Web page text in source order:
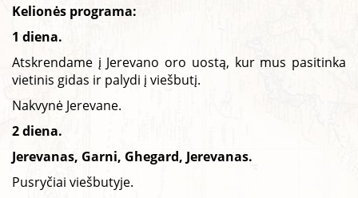
Kelionės programa:
1 diena.
Atskrendame į Jerevano oro uostą, kur mus pasitinka
vietinis gidas ir palydi į viešbutį.
Nakvynė Jerevane.
2 diena.
Jerevanas, Garni, Ghegard, Jerevanas.
Pusryčiai viešbutyje.